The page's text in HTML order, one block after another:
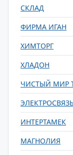
СКЛАД
ФИРМА ИГАН
ХИМТОРГ
ХЛАДОН
ЧИСТЫЙ МИР
ИНТЕРТАМЕК
МАГНОЛИЯ